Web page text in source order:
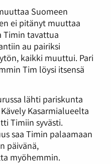
Suomeen
ei pitänyt muuttaa
Timin tavattua
au pairiksi
kaikki muuttui. Pari
Tim löysi itsensä
lähti pariskunta
Kasarmialueelta
Timiin syvästi.
saa Timin palaamaan
päivänä,
myöhemmin.